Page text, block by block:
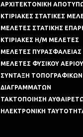
ΑΡΧΙΤΕΚΤΟΝΙΚΗ
ΚΤΙΡΙΑΚΕΣ ΣΤΑΤΙΚΕΣ
ΜΕΛΕΤΕΣ ΣΤΑΤΙΚΗΣ
ΚΤΙΡΙΑΚΕΣ Η/Μ ΜΕΛΕΤΕΣ
ΜΕΛΕΤΕΣ ΠΥΡΑΣΦΑΛΕΙΑΣ
ΜΕΛΕΤΕΣ ΦΥΣΙΚΟΥ ΑΕΡΙΟΥ
ΣΥΝΤΑΞΗ ΤΟΠΟΓΡΑΦΙΚΩΝ
ΔΙΑΓΡΑΜΜΑΤΩΝ
ΤΑΚΤΟΠΟΙΗΣΗ
ΗΛΕΚΤΡΟΝΙΚΗ